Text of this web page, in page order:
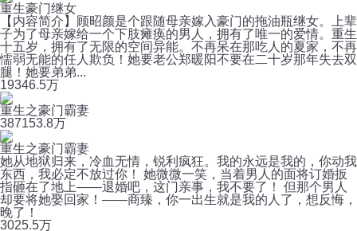
重生豪门继女
【内容简介】顾昭颜是个跟随母亲嫁入豪门的拖油瓶继女。上辈
子为了母亲嫁给一个下肢瘫痪的男人，拥有了唯一的爱情。重生
十五岁，拥有了无限的空间异能。不再呆在那吃人的夏家，不再
懦弱无能的任人欺负！她要老公郑暖阳不要在二十岁那年失去双
腿！她要弟弟...
19346.5万
重生之豪门霸妻
387153.8万
重生之豪门霸妻
她从地狱归来，冷血无情，锐利疯狂。我的永远是我的，你动我
东西，我必定不放过你！ 她微微一笑，当着男人的面将订婚扳
指砸在了地上——退婚吧，这门亲事，我不要了！ 但那个男人
却要将她娶回家！——商臻，你一出生就是我的人了，想反悔，
晚了！
3025.5万